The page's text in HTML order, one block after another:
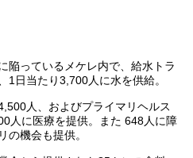
陥っているメケレ内で、給水トラ
1日当たり3,700人に水を供給。
人、およびプライマリヘルス
人に医療を提供。また 648人に障
の機会も提供。